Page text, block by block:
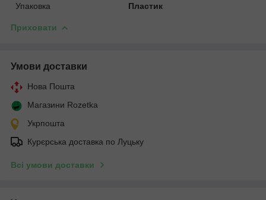
Упаковка
Пластик
Приховати
Умови доставки
Нова Пошта
Магазини Rozetka
Укрпошта
Курєрська доставка по Луцьку
Всі умови доставки